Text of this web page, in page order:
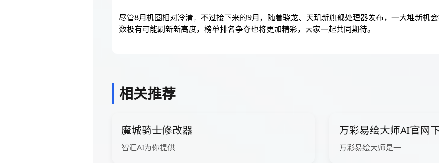
尽管8月机圈相对冷清，不过接下来的9月，随着骁龙、天玑新旗舰处理器发布，一大堆新机
数极有可能刷新新高度，榜单排名争夺也将更加精彩，大家一起共同期待。
相关推荐
魔城骑士修改器
智汇AI为你提供
万彩易绘大师AI官网
万彩易绘大师是一